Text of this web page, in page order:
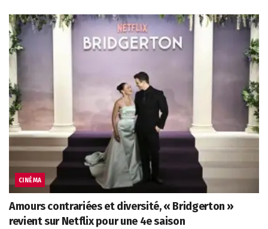
CINÉMA
Amours contrariées et diversité, « Bridgerton »
revient sur Netflix pour une 4e saison